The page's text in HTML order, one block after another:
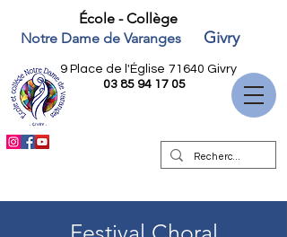
École - Collège
Notre Dame de Varanges
Givry
9 Place de l'Église 71640 Givry
03 85 94 17 05